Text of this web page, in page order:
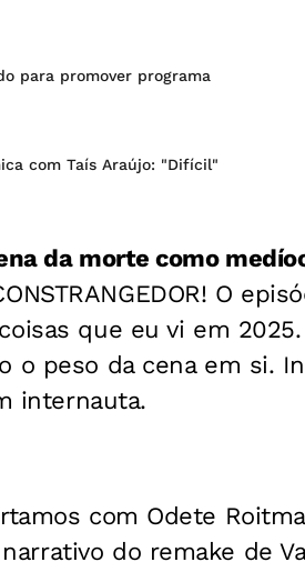
para promover programa
com Taís Araújo: "Difícil"
da morte como
O
que eu vi em
o peso da cena em si.
internauta.
com Odete
do remake de